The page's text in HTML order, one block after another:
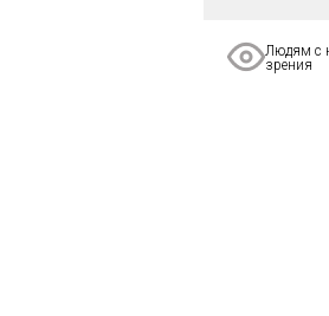
Людям с
зрения